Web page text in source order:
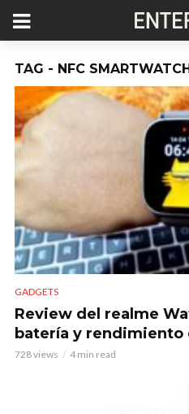
TAG - NFC
GADGETS
Review del realme
batería y rendimiento
728 views 4 min read